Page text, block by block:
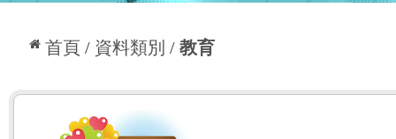
首頁 資料類別 教育
:::